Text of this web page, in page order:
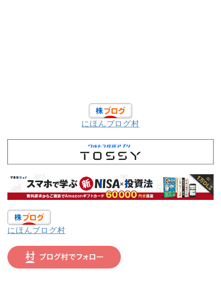
にほんブログ村
にほんブログ村